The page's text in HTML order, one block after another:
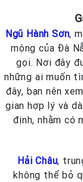
Ngũ Hành Sơn,
mộng của Đà
gọi. Nơi đây
những ai muốn
đây, bạn nên
gian hợp lý và
định, nhằm có
Hải Châu,
không thể bỏ